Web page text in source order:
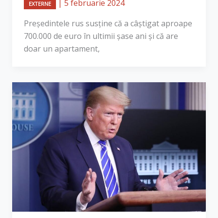
EXTERNE
5 februarie 2024
Președintele rus susține că a câștigat aproape
700.000 de euro în ultimii șase ani și că are
doar un apartament,